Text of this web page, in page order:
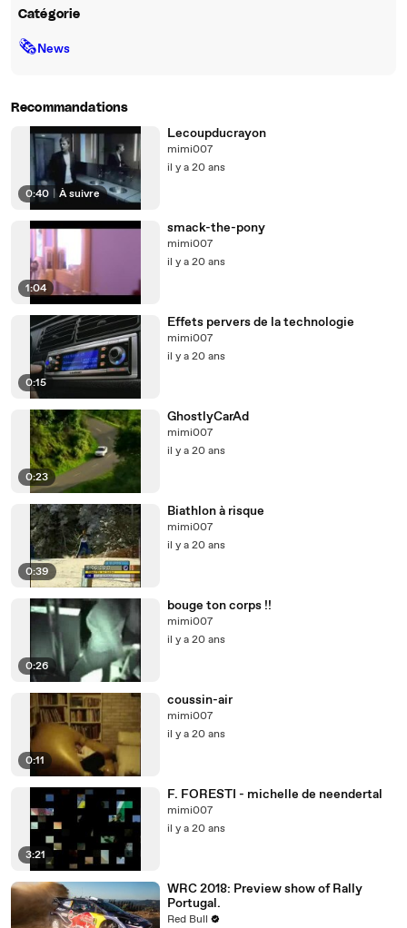
Catégorie
🗞News
Recommandations
0:40 À suivre
Lecoupducrayon
mimi007
il y a 20 ans
1:04
smack-the-pony
mimi007
il y a 20 ans
0:15
Effets pervers de la technologie
mimi007
il y a 20 ans
0:23
GhostlyCarAd
mimi007
il y a 20 ans
0:39
Biathlon à risque
mimi007
il y a 20 ans
0:26
bouge ton corps !!
mimi007
il y a 20 ans
0:11
coussin-air
mimi007
il y a 20 ans
3:21
F. FORESTI - michelle de neendertal
mimi007
il y a 20 ans
WRC 2018: Preview show of Rally
Portugal.
Red Bull